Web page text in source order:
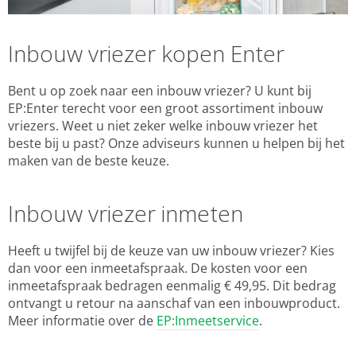
Inbouw vriezer kopen Enter
Bent u op zoek naar een inbouw vriezer? U kunt bij
EP:Enter terecht voor een groot assortiment inbouw
vriezers. Weet u niet zeker welke inbouw vriezer het
beste bij u past? Onze adviseurs kunnen u helpen bij het
maken van de beste keuze.
Inbouw vriezer inmeten
Heeft u twijfel bij de keuze van uw inbouw vriezer? Kies
dan voor een inmeetafspraak. De kosten voor een
inmeetafspraak bedragen eenmalig € 49,95. Dit bedrag
ontvangt u retour na aanschaf van een inbouwproduct.
Meer informatie over de EP:Inmeetservice.